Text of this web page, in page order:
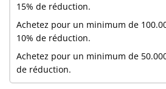
15% de réduction.
Achetez pour un minimum de
10% de réduction.
Achetez pour un minimum de
de réduction.